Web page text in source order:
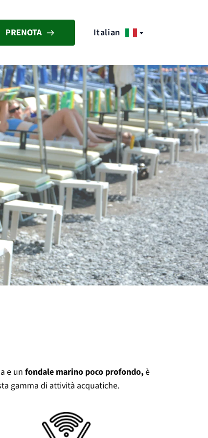
PRENOTA Italian
e unfondale marino poco profondo,è
gamma di attività acquatiche.